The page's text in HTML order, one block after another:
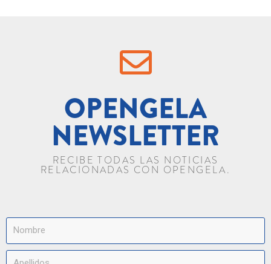
OPENGELA
NEWSLETTER
RECIBE TODAS LAS NOTICIAS
RELACIONADAS CON OPENGELA.